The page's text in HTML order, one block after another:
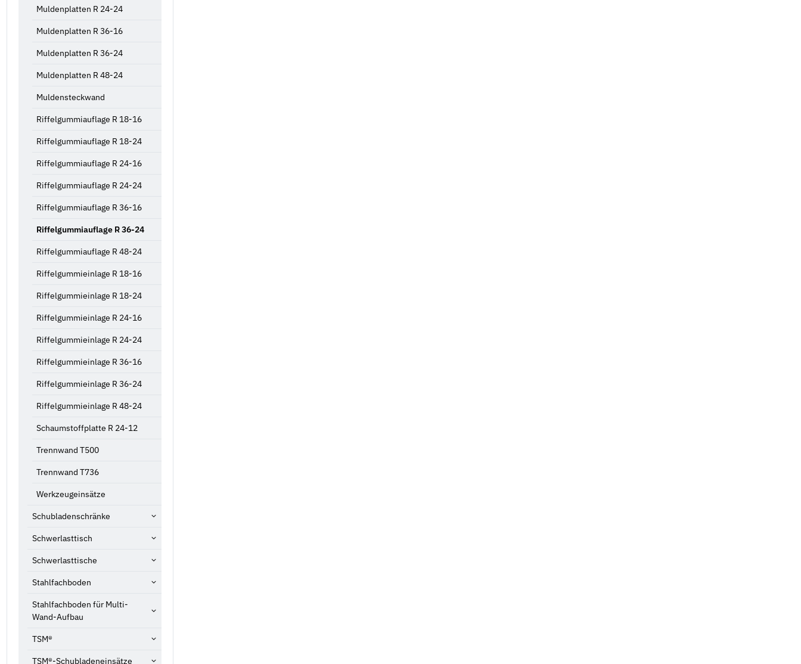
Muldenplatten R 24-24
Muldenplatten R 36-16
Muldenplatten R 36-24
Muldenplatten R 48-24
Muldensteckwand
Riffelgummiauflage R 18-16
Riffelgummiauflage R 18-24
Riffelgummiauflage R 24-16
Riffelgummiauflage R 24-24
Riffelgummiauflage R 36-16
Riffelgummiauflage R 36-24
Riffelgummiauflage R 48-24
Riffelgummieinlage R 18-16
Riffelgummieinlage R 18-24
Riffelgummieinlage R 24-16
Riffelgummieinlage R 24-24
Riffelgummieinlage R 36-16
Riffelgummieinlage R 36-24
Riffelgummieinlage R 48-24
Schaumstoffplatte R 24-12
Trennwand T500
Trennwand T736
Werkzeugeinsätze
Schubladenschränke
Schwerlasttisch
Schwerlasttische
Stahlfachboden
Stahlfachboden für Multi-
Wand-Aufbau
TSM®
TSM®-Schubladeneinsätze